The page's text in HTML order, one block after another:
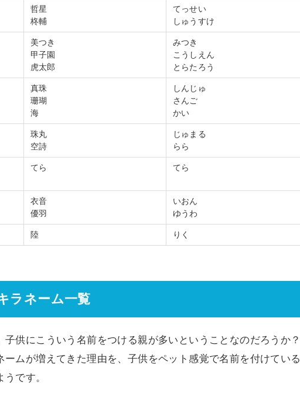
哲星
柊輔
てっせい
しゅうすけ
美つき
甲子園
虎太郎
みつき
こうしえん
とらたろう
真珠
珊瑚
海
しんじゅ
さんご
かい
珠丸
空詩
じゅまる
らら
てら てら
衣音
優羽
いおん
ゆうわ
陸 りく
ラネーム一覧
供にこういう名前をつける親が多いということなのだろうか？
ムが増えてきた理由を、子供をペット感覚で名前を付けている
です。